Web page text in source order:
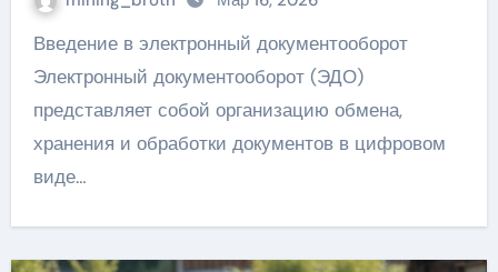
Введение в электронный документооборот
Электронный документооборот (ЭДО)
представляет собой организацию обмена,
хранения и обработки документов в цифровом
виде…